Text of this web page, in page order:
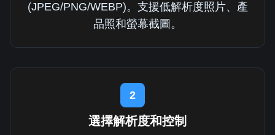
(JPEG/PNG/WEBP)。支援低解析度照片、產
品照和螢幕截圖。
2
選擇解析度和控制